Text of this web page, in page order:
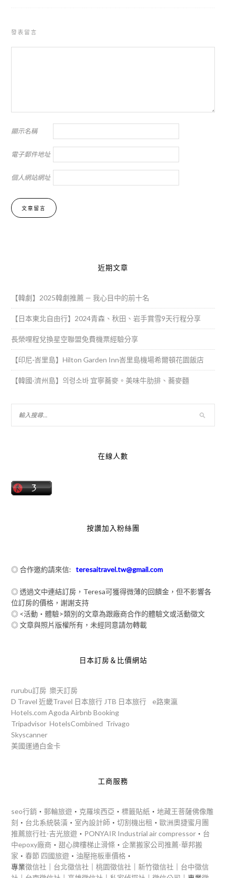
發表留言
顯示名稱
電子郵件地址
個人網站網址
近期文章
【韓劇】2025韓劇推薦 — 我心目中的前十名
【日本東北自由行】2024青森、秋田、岩手賞雪9天行程分享
長榮哩程兌換星空聯盟免費機票經驗分享
【印尼·峇里島】Hilton Garden Inn峇里島機場希爾頓花園飯店
【韓國·濟州島】의령소바 宜寧蕎麥。美味牛肋排、蕎麥麵
在線人數
按讚加入粉絲團
◎ 合作邀約請來信:teresaitravel.tw@gmail.com
◎ 透過文中連結訂房，Teresa可獲得微薄的回饋金，但不影響各
位訂房的價格，謝謝支持
◎ <活動‧體驗>類別的文章為跟廠商合作的體驗文或活動徵文
◎ 文章與照片版權所有，未經同意請勿轉載
日本訂房＆比價網站
rurubu訂房 樂天訂房
D Travel 近畿Travel 日本旅行 JTB 日本旅行
e路東瀛
Hotels.com Agoda Airbnb Booking
Tripadvisor HotelsCombined Trivago
Skyscanner
美國運通白金卡
工商服務
seo行銷 ‧郵輪旅遊 ‧ 克羅埃西亞 ‧標籤貼紙 ‧地藏王菩薩佛像雕
刻 ‧ 台北系統裝潢 ‧ 室內設計師 ‧切割機出租 ‧歐洲奧捷蜜月團
推薦旅行社-吉光旅遊 ‧ PONYAIR Industrial air compressor ‧ 台
中epoxy廠商 ‧甜心牌樓梯止滑條 ‧企業搬家公司推薦-華邦搬
家 ‧春節 四國旅遊 ‧ 油壓拖板車價格 ‧
專業徵信社 台北徵信社 ｜桃園徵信社 ｜新竹徵信社
台中徵信